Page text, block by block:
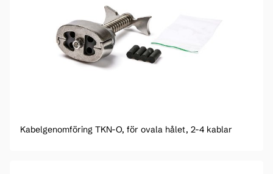
Kabelgenomföring TKN-O, för ovala hålet, 2-4 kablar